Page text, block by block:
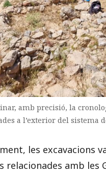
amb precisió, la
a l’exterior del sistema
les
relacionades amb les